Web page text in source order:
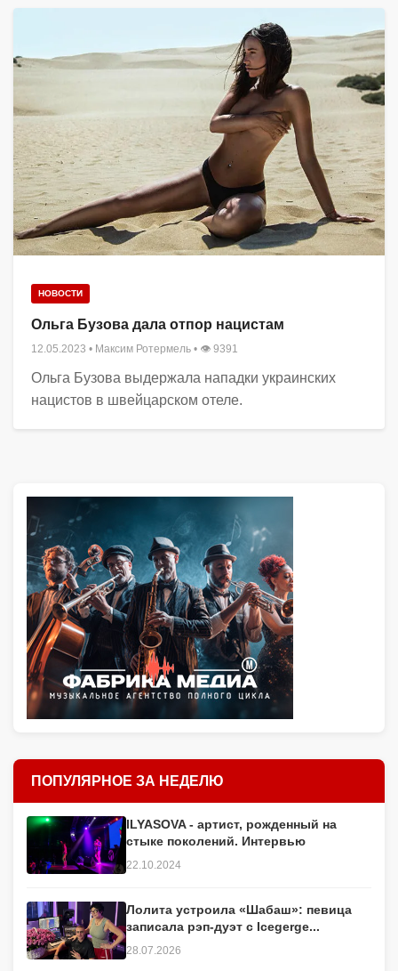
НОВОСТИ
Ольга Бузова дала отпор нацистам
12.05.2023 • Максим Ротермель • 👁 9391
Ольга Бузова выдержала нападки украинских
нацистов в швейцарском отеле.
ПОПУЛЯРНОЕ ЗА НЕДЕЛЮ
ILYASOVA - артист, рожденный на
стыке поколений. Интервью
22.10.2024
Лолита устроила «Шабаш»: певица
записала рэп-дуэт с Icegerge...
28.07.2026